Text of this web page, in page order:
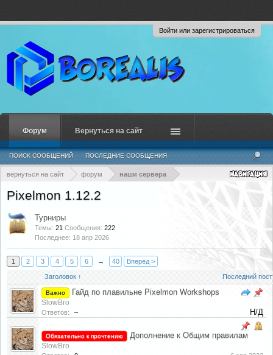
Войти или зарегистрироваться
вернуться на сайт форум наши сервера
Pixelmon 1.12.2
Турниры
Темы: 21 Сообщения: 222
18 апр 2026
1 2 3 4 5 6 → 40 Вперёд >
Заголовок ↑ Последний пост
Важно Гайд по плавильне Pixelmon Workshops
SlowBro
Ответов: – Н/Д
Обязательно к прочтению Дополнение к Общим правилам
SlowBro
Форум
ПОИСК СООБЩЕНИЙ ПОСЛЕДНИЕ СООБЩЕНИЯ
Вернуться на сайт